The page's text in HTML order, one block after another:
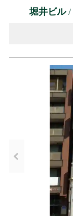
堀井ビル /